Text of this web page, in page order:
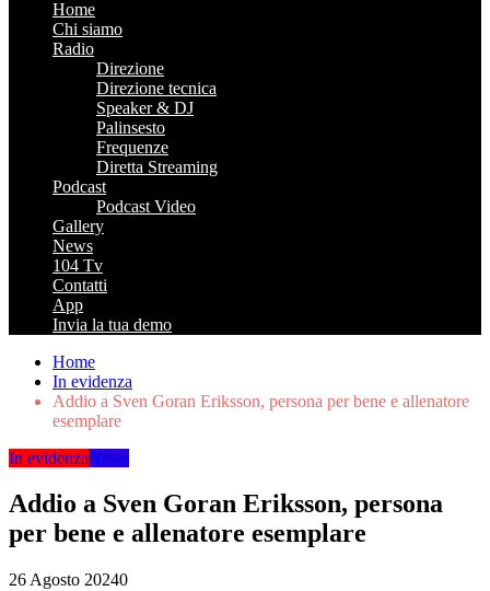
Home
Chi siamo
Radio
Direzione
Direzione tecnica
Speaker & DJ
Palinsesto
Frequenze
Diretta Streaming
Podcast
Podcast Video
Gallery
News
104 Tv
Contatti
App
Invia la tua demo
Home
In evidenza
Addio a Sven Goran Eriksson, persona per bene e allenatore
esemplare
In evidenzaNews
Addio a Sven Goran Eriksson, persona
per bene e allenatore esemplare
26 Agosto 20240